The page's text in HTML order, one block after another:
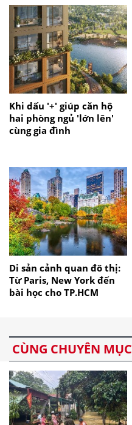
Khi dấu '+' giúp căn hộ
hai phòng ngủ 'lớn lên'
cùng gia đình
Di sản cảnh quan đô thị:
Từ Paris, New York đến
bài học cho TP.HCM
CÙNG CHUYÊN MỤC